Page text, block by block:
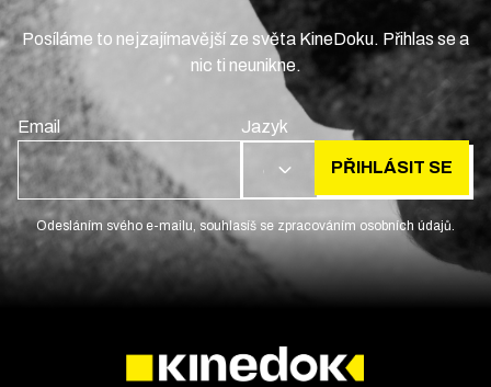
Posíláme to nejzajímavější ze světa KineDoku. Přihlas se a
nic ti neunikne.
Email Jazyk
CS PŘIHLÁSIT SE
Odesláním svého e-mailu, souhlasíš se zpracováním osobních údajů.